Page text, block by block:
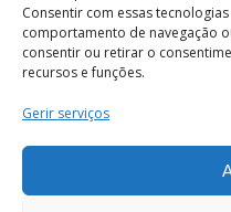
Consentir com essas
comportamento de navegação
consentir ou retirar o
recursos e funções.
Gerir serviços
Termos e Condições